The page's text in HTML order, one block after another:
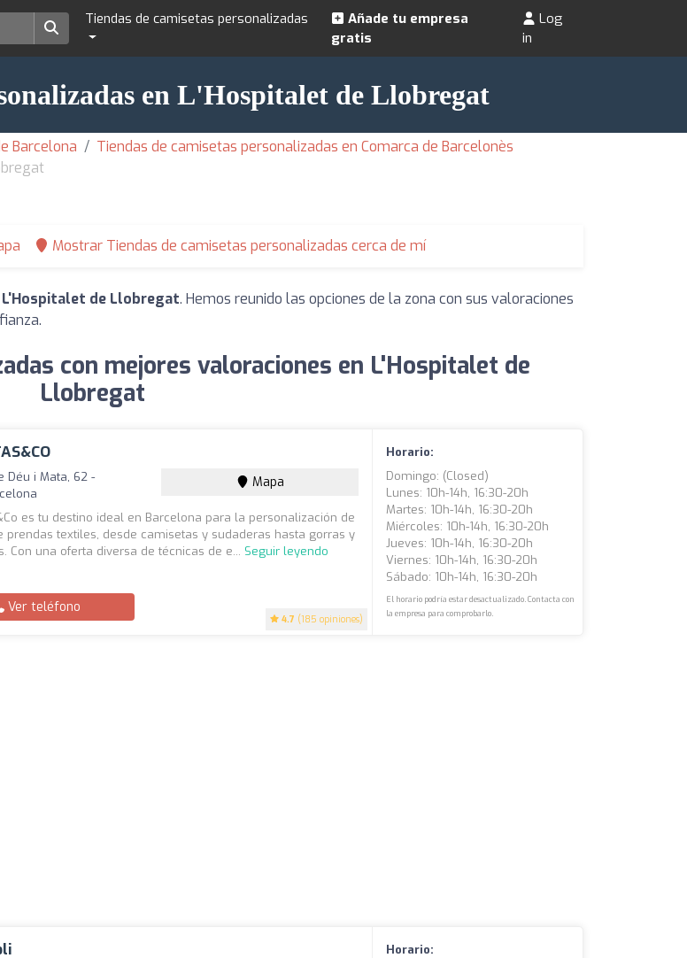
Tiendas de camisetas personalizadas
Añade tu empresa
gratis
Log
in
en L'Hospitalet de Llobregat
Barcelona
Tiendas de camisetas personalizadas en Comarca de Barcelonès
Mostrar Tiendas de camisetas personalizadas cerca de mí
de Llobregat. Hemos reunido las opciones de la zona con sus valoraciones
con mejores valoraciones en L'Hospitalet de
Llobregat
4.7 (185 opiniones)
Déu i Mata, 62 -
Mapa
es tu destino ideal en Barcelona para la personalización de
prendas textiles, desde camisetas y sudaderas hasta gorras y
Con una oferta diversa de técnicas de e... Seguir leyendo
Ver teléfono
Horario:
Domingo: (closed)
Lunes: 10h-14h, 16:30-20h
Martes: 10h-14h, 16:30-20h
Miércoles: 10h-14h, 16:30-20h
Jueves: 10h-14h, 16:30-20h
Viernes: 10h-14h, 16:30-20h
Sábado: 10h-14h, 16:30-20h
El horario podría estar desactualizado. Contacta con
la empresa para comprobarlo.
Horario: